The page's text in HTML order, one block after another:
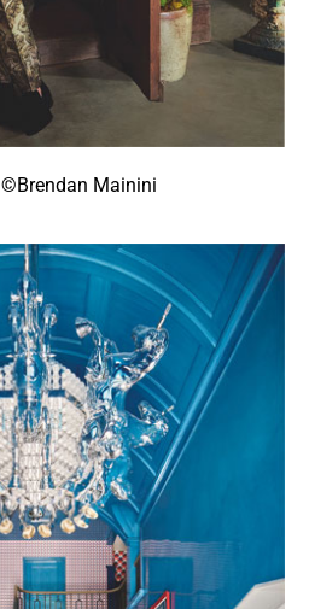
©Brendan Mainini